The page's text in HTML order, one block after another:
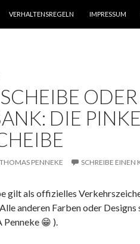
VERHALTENSREGELN IMPRESSUM
ODER
DIE PINKE
THOMAS PENNEKE SCHREIBE EINEN
gilt als offizielles
anderen Farben oder
Penneke 😁 ).